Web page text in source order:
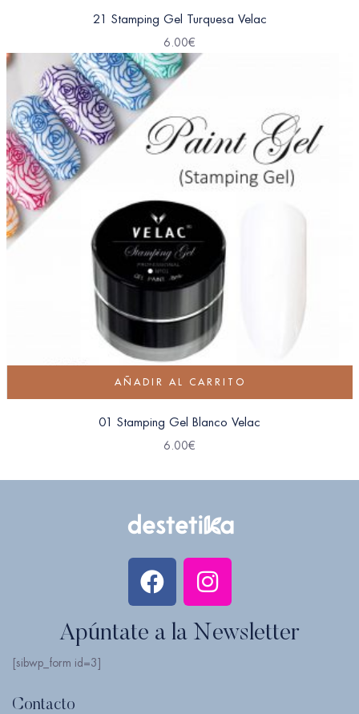
21 Stamping Gel Turquesa Velac
6.00€
AÑADIR AL CARRITO
01 Stamping Gel Blanco Velac
6.00€
Apúntate a la Newsletter
[sibwp_form id=3]
Contacto